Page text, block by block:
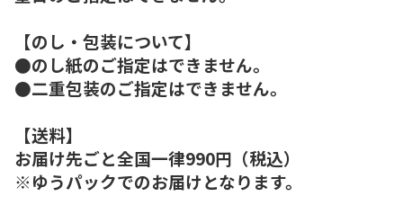
【のし・包装について】
●のし紙のご指定はできません。
●二重包装のご指定はできません。
【送料】
お届け先ごと全国一律990円（税込）
※ゆうパックでのお届けとなります。